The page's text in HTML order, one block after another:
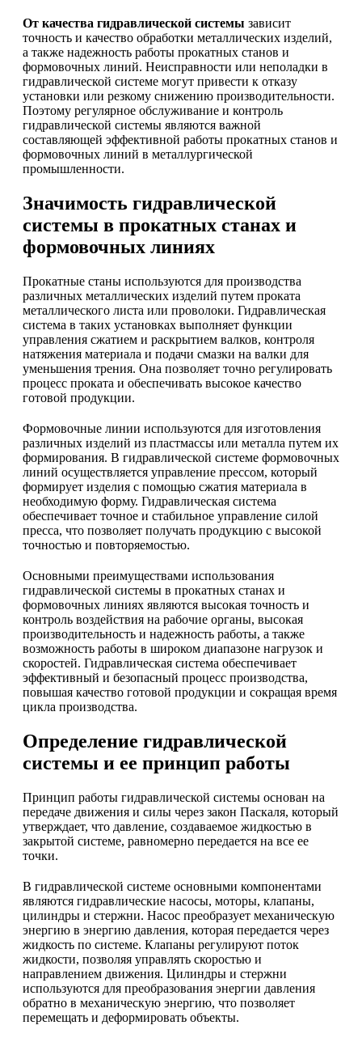
От качества гидравлической системы зависит
точность и качество обработки металлических изделий,
а также надежность работы прокатных станов и
формовочных линий. Неисправности или неполадки в
гидравлической системе могут привести к отказу
установки или резкому снижению производительности.
Поэтому регулярное обслуживание и контроль
гидравлической системы являются важной
составляющей эффективной работы прокатных станов и
формовочных линий в металлургической
промышленности.
Значимость гидравлической
системы в прокатных станах и
формовочных линиях
Прокатные станы используются для производства
различных металлических изделий путем проката
металлического листа или проволоки. Гидравлическая
система в таких установках выполняет функции
управления сжатием и раскрытием валков, контроля
натяжения материала и подачи смазки на валки для
уменьшения трения. Она позволяет точно регулировать
процесс проката и обеспечивать высокое качество
готовой продукции.
Формовочные линии используются для изготовления
различных изделий из пластмассы или металла путем их
формирования. В гидравлической системе формовочных
линий осуществляется управление прессом, который
формирует изделия с помощью сжатия материала в
необходимую форму. Гидравлическая система
обеспечивает точное и стабильное управление силой
пресса, что позволяет получать продукцию с высокой
точностью и повторяемостью.
Основными преимуществами использования
гидравлической системы в прокатных станах и
формовочных линиях являются высокая точность и
контроль воздействия на рабочие органы, высокая
производительность и надежность работы, а также
возможность работы в широком диапазоне нагрузок и
скоростей. Гидравлическая система обеспечивает
эффективный и безопасный процесс производства,
повышая качество готовой продукции и сокращая время
цикла производства.
Определение гидравлической
системы и ее принцип работы
Принцип работы гидравлической системы основан на
передаче движения и силы через закон Паскаля, который
утверждает, что давление, создаваемое жидкостью в
закрытой системе, равномерно передается на все ее
точки.
В гидравлической системе основными компонентами
являются гидравлические насосы, моторы, клапаны,
цилиндры и стержни. Насос преобразует механическую
энергию в энергию давления, которая передается через
жидкость по системе. Клапаны регулируют поток
жидкости, позволяя управлять скоростью и
направлением движения. Цилиндры и стержни
используются для преобразования энергии давления
обратно в механическую энергию, что позволяет
перемещать и деформировать объекты.